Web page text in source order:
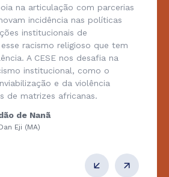
na articulação com parcerias
incidência nas políticas
institucionais de
racismo religioso que tem
A CESE nos desafia na
institucional, como o
e da violência
de matrizes africanas.
de Nanã
Eji (MA)